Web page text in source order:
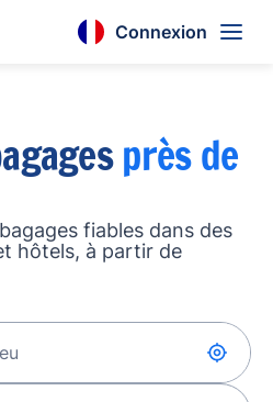
Connexion
près de
fiables dans des
hôtels, à partir de